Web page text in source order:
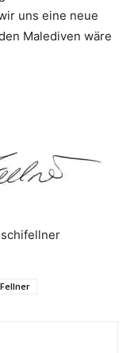
uns eine neue
Malediven wäre